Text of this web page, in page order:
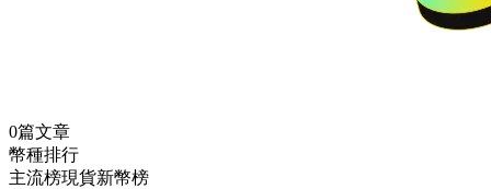
0篇文章
幣種排行
主流榜現貨新幣榜